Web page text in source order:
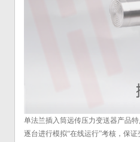
单法兰插入筒远传压力变送器产品
逐台进行模拟“在线运行”考核，保